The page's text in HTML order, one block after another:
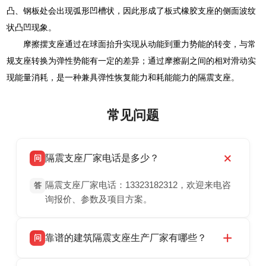
凸、钢板处会出现弧形凹槽状，因此形成了板式橡胶支座的侧面波纹
状凸凹现象。
摩擦摆支座通过在球面抬升实现从动能到重力势能的转变，与常
规支座转换为弹性势能有一定的差异；通过摩擦副之间的相对滑动实
现能量消耗，是一种兼具弹性恢复能力和耗能能力的隔震支座。
常见问题
问 隔震支座厂家电话是多少？
答 隔震支座厂家电话：13323182312，欢迎来电咨
询报价、参数及项目方案。
问 靠谱的建筑隔震支座生产厂家有哪些？